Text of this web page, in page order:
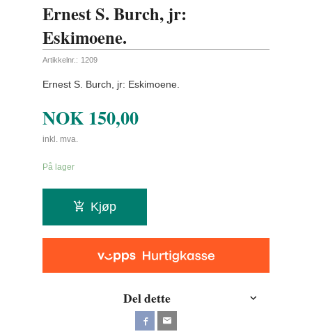
Ernest S. Burch, jr:
Eskimoene.
Artikkelnr.: 1209
Ernest S. Burch, jr: Eskimoene.
NOK 150,00
inkl. mva.
På lager
Kjøp
Del dette